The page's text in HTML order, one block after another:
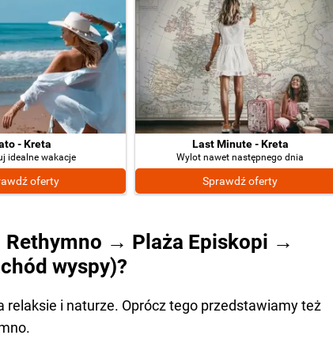
- Kreta
idealne wakacje
oferty
Last Minute - Kreta
Wylot nawet następnego dnia
Sprawdź oferty
→ Plaża Episkopi →
wyspy)?
i naturze. Oprócz tego przedstawiamy też